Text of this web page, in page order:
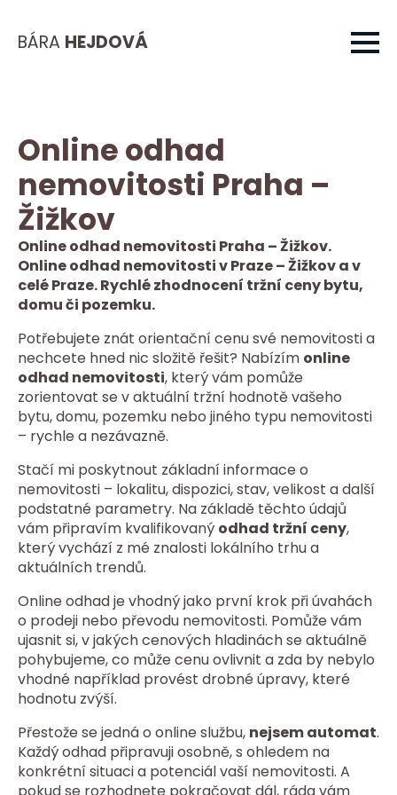
BÁRA HEJDOVÁ
Online odhad
nemovitosti Praha –
Žižkov
Online odhad nemovitosti Praha – Žižkov.
Online odhad nemovitosti v Praze – Žižkov a v
celé Praze. Rychlé zhodnocení tržní ceny bytu,
domu či pozemku.
Potřebujete znát orientační cenu své nemovitosti a
nechcete hned nic složitě řešit? Nabízím online
odhad nemovitosti, který vám pomůže
zorientovat se v aktuální tržní hodnotě vašeho
bytu, domu, pozemku nebo jiného typu nemovitosti
– rychle a nezávazně.
Stačí mi poskytnout základní informace o
nemovitosti – lokalitu, dispozici, stav, velikost a další
podstatné parametry. Na základě těchto údajů
vám připravím kvalifikovaný odhad tržní ceny,
který vychází z mé znalosti lokálního trhu a
aktuálních trendů.
Online odhad je vhodný jako první krok při úvahách
o prodeji nebo převodu nemovitosti. Pomůže vám
ujasnit si, v jakých cenových hladinách se aktuálně
pohybujeme, co může cenu ovlivnit a zda by nebylo
vhodné například provést drobné úpravy, které
hodnotu zvýší.
Přestože se jedná o online službu, nejsem automat.
Každý odhad připravuji osobně, s ohledem na
konkrétní situaci a potenciál vaší nemovitosti. A